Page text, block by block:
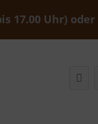
17.00 Uhr) oder